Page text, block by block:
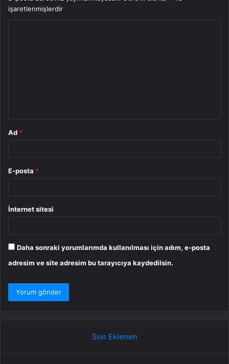
işaretlenmişlerdir
Ad *
E-posta *
İnternet sitesi
Daha sonraki yorumlarımda kullanılması için adım, e-posta
adresim ve site adresim bu tarayıcıya kaydedilsin.
Son Eklenen